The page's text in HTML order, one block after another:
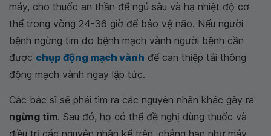
máy, cho thuốc an thần để ngủ sâu và hạ nhiệt độ cơ
thể trong vòng 24-36 giờ để bảo vệ não. Nếu người
bệnh ngừng tim do bệnh mạch vành người bệnh cần
được chụp động mạch vành để can thiệp tái thông
động mạch vành ngay lập tức.
Các bác sĩ sẽ phải tìm ra các nguyên nhân khác gây ra
ngừng tim. Sau đó, họ có thể đề nghị dùng thuốc và